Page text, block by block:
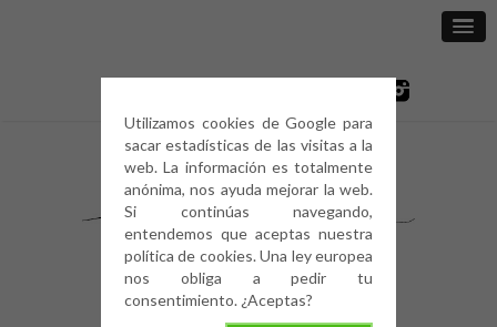
Utilizamos cookies de Google para
sacar estadísticas de las visitas a la
web. La información es totalmente
anónima, nos ayuda mejorar la web.
Si continúas navegando,
entendemos que aceptas nuestra
política de cookies. Una ley europea
nos obliga a pedir tu
consentimiento. ¿Aceptas?